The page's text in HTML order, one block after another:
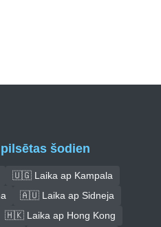
šodien
🇺🇬 Laika ap Kampala
🇦🇺 Laika ap Sidneja
🇭🇰 Laika ap Hong Kong